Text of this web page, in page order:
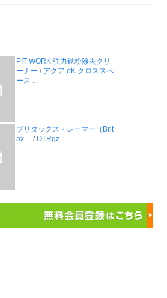
PIT WORK 強力鉄粉除去クリ
ーナー / アクア eK クロススペ
ース ...
ブリタックス・レーマー（Brit
ax ...
/OTRgz